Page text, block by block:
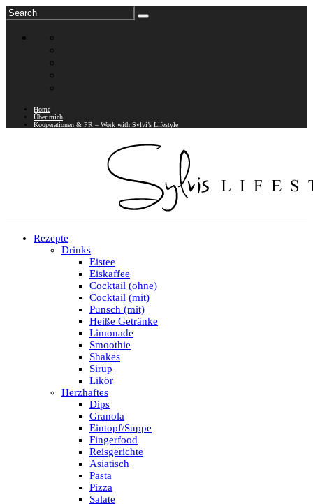
Home
Über mich
Kooperationen & PR – Work with Sylvi’s Lifestyle
Rezepte
Drinks
Eistee
Eiskaffee
Cocktail (ohne)
Cocktail (mit)
Punsch (mit)
Heiße Getränke
Limonade
Smoothie
Shakes
Sirup
Likör
Herzhaftes
Dips
Granola
Eintopf/Suppe
Fingerfood
Reisgerichte
Asiatisch
Pasta
Pizza
Salate